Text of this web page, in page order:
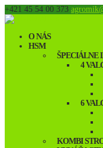
+421 45 54 00 373
O NÁS
HSM
ŠPECIÁLNE
4
6
KOMBI